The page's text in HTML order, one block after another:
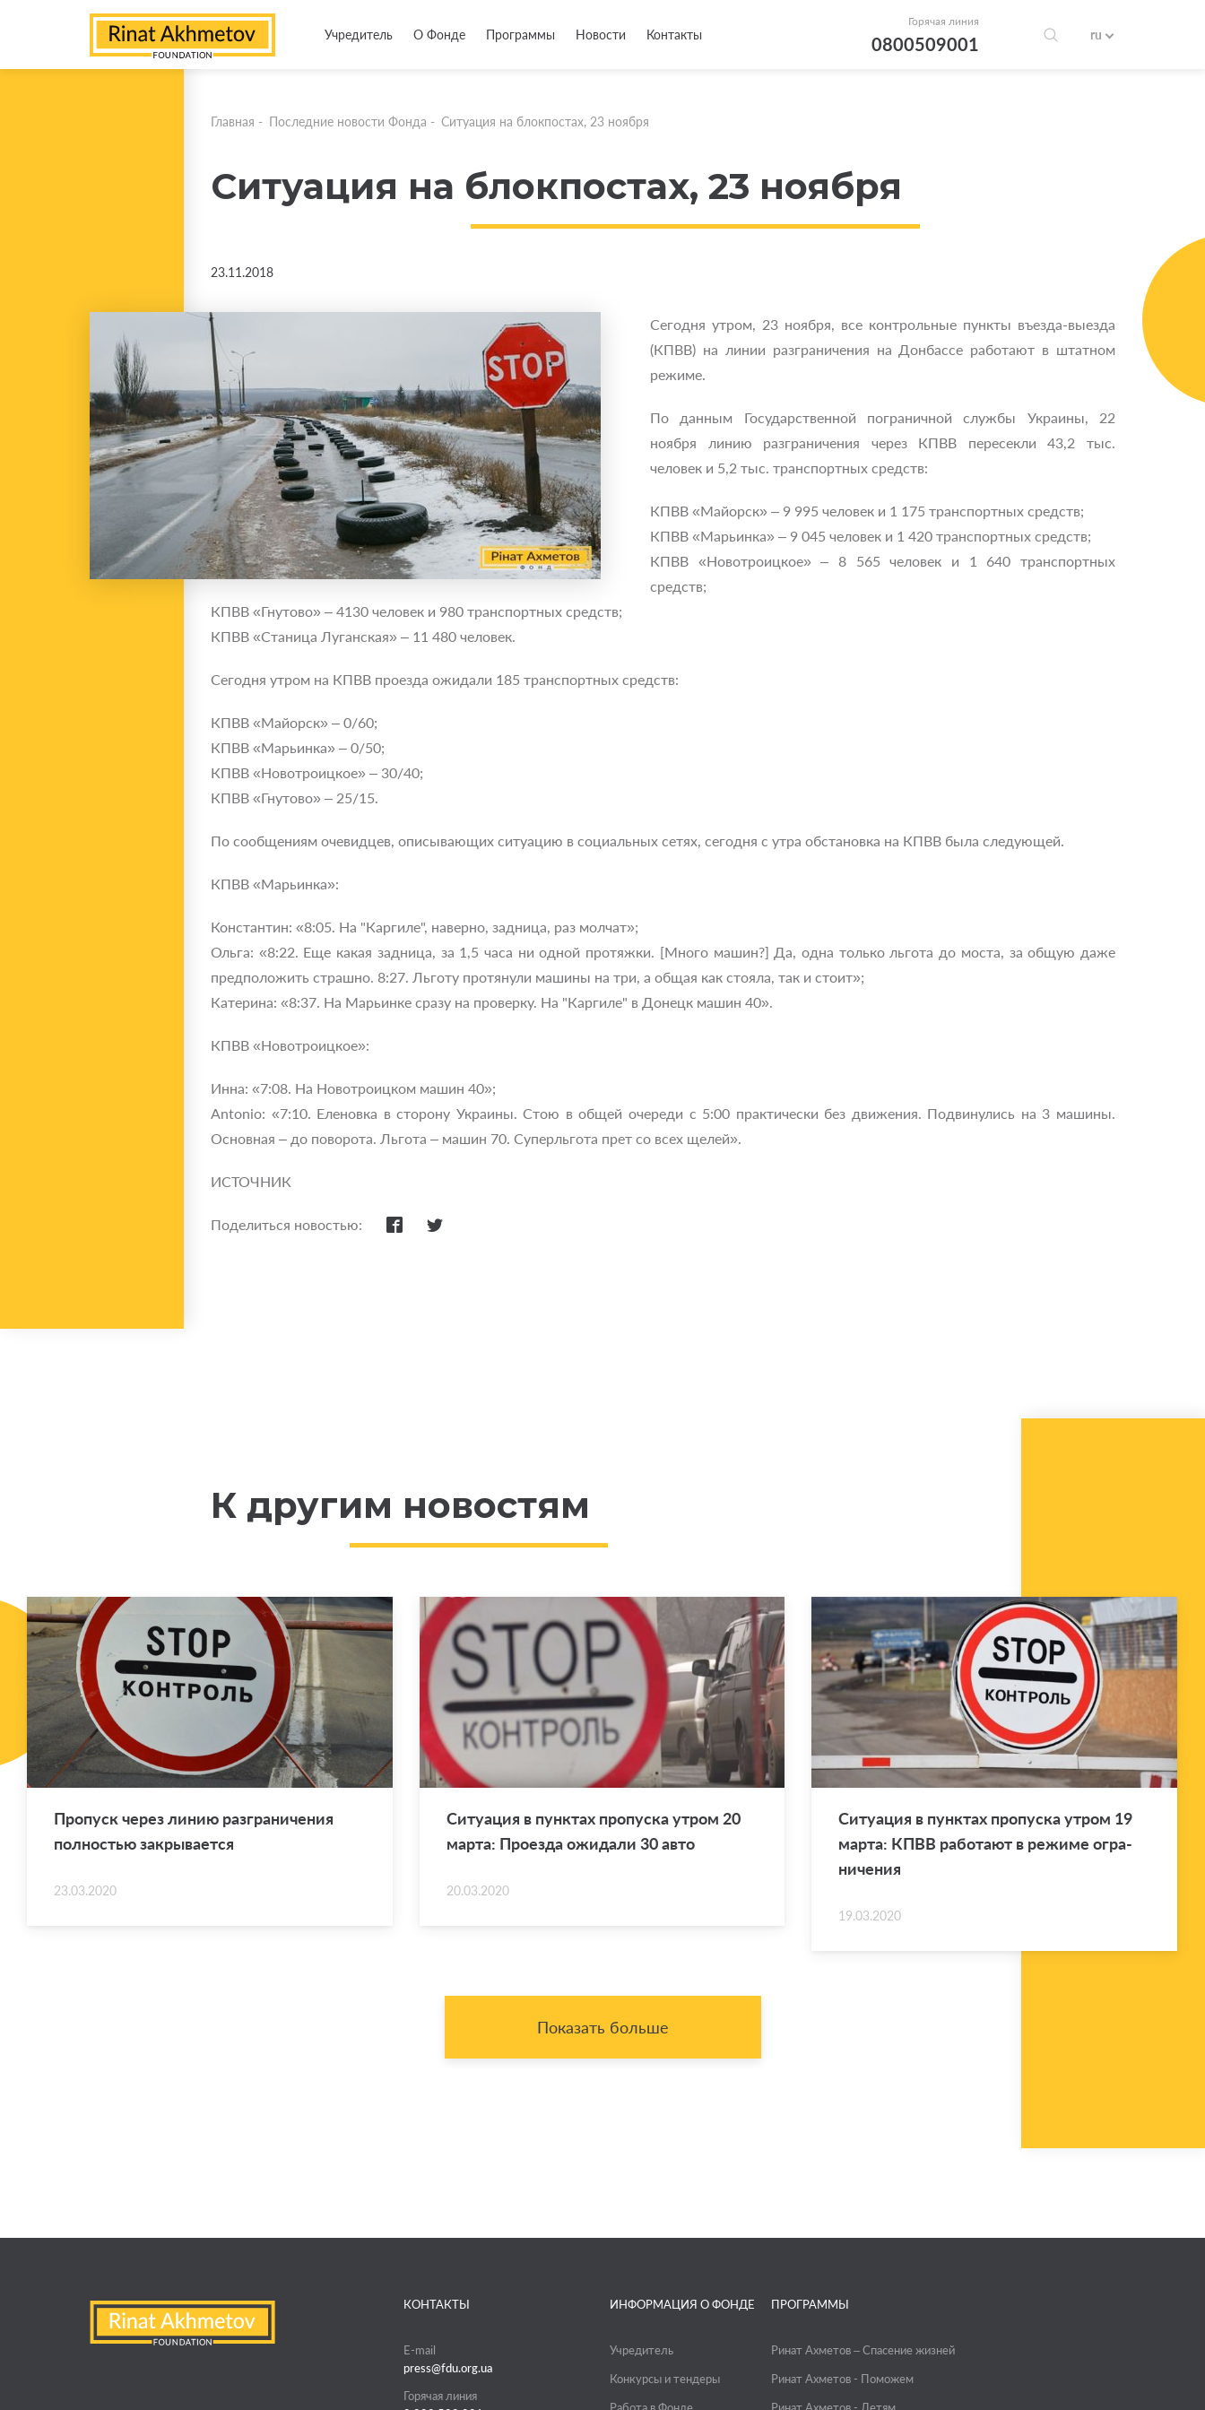
Учредитель О Фонде Программы Новости Контакты
Горячая линия
0800509001 ru
Главная - Последние новости Фонда - Ситуация на блокпостах, 23 ноября
Ситуация на блокпостах, 23 ноября
23.11.2018
Сегодня утром, 23 ноября, все контрольные пункты въезда-выезда
(КПВВ) на линии разграничения на Донбассе работают в штатном
режиме.
По данным Государственной пограничной службы Украины, 22
ноября линию разграничения через КПВВ пересекли 43,2 тыс.
человек и 5,2 тыс. транспортных средств:
КПВВ «Майорск» – 9 995 человек и 1 175 транспортных средств;
КПВВ «Марьинка» – 9 045 человек и 1 420 транспортных средств;
КПВВ «Новотроицкое» – 8 565 человек и 1 640 транспортных
средств;
КПВВ «Гнутово» – 4130 человек и 980 транспортных средств;
КПВВ «Станица Луганская» – 11 480 человек.
Сегодня утром на КПВВ проезда ожидали 185 транспортных средств:
КПВВ «Майорск» – 0/60;
КПВВ «Марьинка» – 0/50;
КПВВ «Новотроицкое» – 30/40;
КПВВ «Гнутово» – 25/15.
По сообщениям очевидцев, описывающих ситуацию в социальных сетях, сегодня с утра обстановка на КПВВ была следующей.
КПВВ «Марьинка»:
Константин: «8:05. На "Каргиле", наверно, задница, раз молчат»;
Ольга: «8:22. Еще какая задница, за 1,5 часа ни одной протяжки. [Много машин?] Да, одна только льгота до моста, за общую даже
предположить страшно. 8:27. Льготу протянули машины на три, а общая как стояла, так и стоит»;
Катерина: «8:37. На Марьинке сразу на проверку. На "Каргиле" в Донецк машин 40».
КПВВ «Новотроицкое»:
Инна: «7:08. На Новотроицком машин 40»;
Antonio: «7:10. Еленовка в сторону Украины. Стою в общей очереди с 5:00 практически без движения. Подвинулись на 3 машины.
Основная – до поворота. Льгота – машин 70. Суперльгота прет со всех щелей».
ИСТОЧНИК
Поделиться новостью:
К другим новостям
Про­пуск через линию раз­гра­ни­че­ния
пол­но­стью за­кры­ва­ет­ся
23.03.2020
Си­ту­а­ция в пунк­тах про­пус­ка утром 20
марта: Про­ез­да ожи­да­ли 30 авто
20.03.2020
Си­ту­а­ция в пунк­тах про­пус­ка утром 19
марта: КПВВ ра­бо­та­ют в ре­жи­ме огра­
ни­че­ния
19.03.2020
Показать больше
КОНТАКТЫ
E-mail
press@fdu.org.ua
Горячая линия
ИНФОРМАЦИЯ О ФОНДЕ
Учредитель
Конкурсы и тендеры
ПРОГРАММЫ
Ринат Ахметов – Спасение жизней
Ринат Ахметов - Поможем